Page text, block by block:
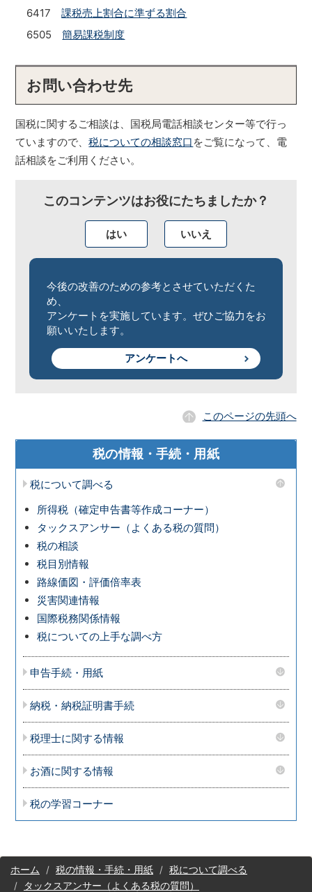
6417課税売上割合に準ずる割合
6505簡易課税制度
お問い合わせ先
国税に関するご相談は、国税局電話相談センター等で行っ
ていますので、税についての相談窓口 をご覧になって、電
話相談をご利用ください。
このコンテンツはお役にたちましたか？
はい いいえ
今後の改善のための参考とさせていただくた
め、
アンケートを実施しています。ぜひご協力をお
願いいたします。
アンケートへ
このページの先頭へ
税の情報・手続・用紙
税について調べる
所得税（確定申告書等作成コーナー）
タックスアンサー（よくある税の質問）
税の相談
税目別情報
路線価図・評価倍率表
災害関連情報
国際税務関係情報
税についての上手な調べ方
申告手続・用紙
納税・納税証明書手続
税理士に関する情報
お酒に関する情報
税の学習コーナー
サ
イホーム 税の情報・手続・用紙
税について調べる
タックスアンサー（よくある税の質問）